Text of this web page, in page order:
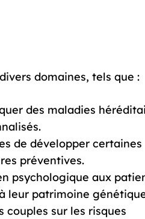
domaines, tels que :
des maladies
de développer certaines
préventives.
psychologique aux
leur patrimoine
couples sur les risques